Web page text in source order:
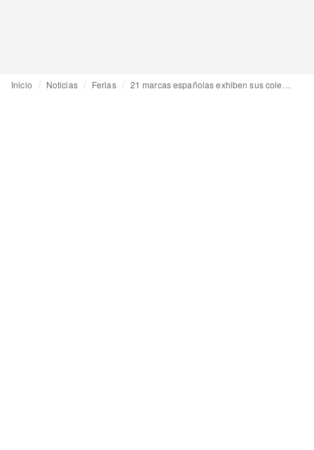
Inicio Noticias Ferias